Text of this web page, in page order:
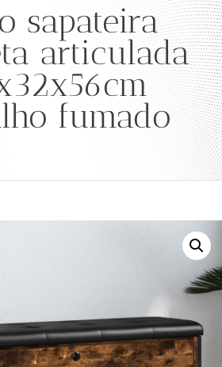
sapateira
articulada
fumado